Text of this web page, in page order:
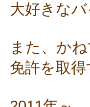
大好きな
また、か
免許を取